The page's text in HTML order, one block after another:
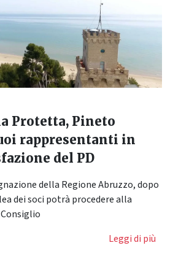
Protetta, Pineto
rappresentanti in
del PD
della Regione Abruzzo, dopo
dei soci potrà procedere alla
Leggi di più